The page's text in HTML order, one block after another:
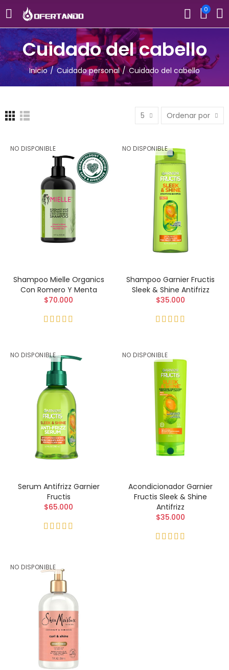
0
Cuidado del cabello
Inicio Cuidado personal Cuidado del cabello
5 Ordenar por
NO DISPONIBLE
Shampoo Mielle Organics
Con Romero Y Menta
$70.000
NO DISPONIBLE
Shampoo Garnier Fructis
Sleek & Shine Antifrizz
$35.000
NO DISPONIBLE
Serum Antifrizz Garnier
Fructis
$65.000
NO DISPONIBLE
Acondicionador Garnier
Fructis Sleek & Shine
Antifrizz
$35.000
NO DISPONIBLE